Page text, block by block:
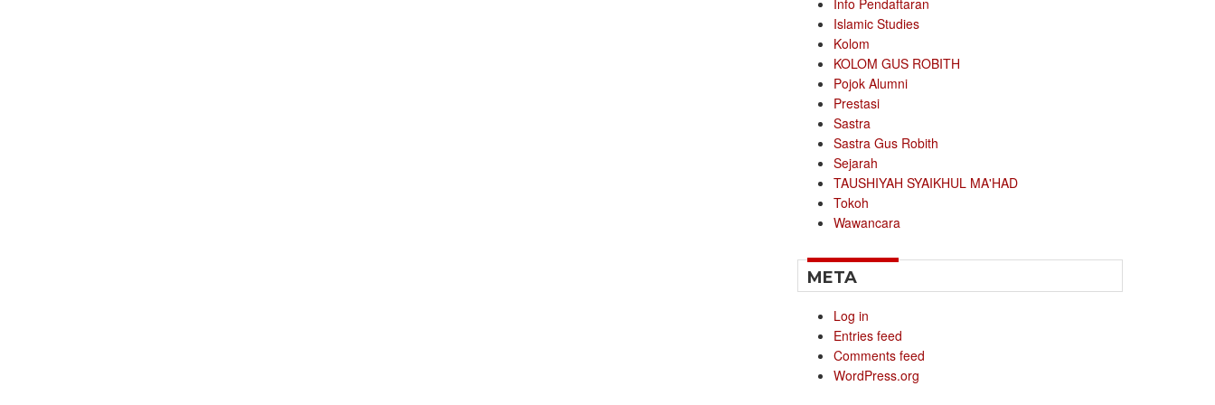
Info Pendaftaran
Islamic Studies
Kolom
KOLOM GUS ROBITH
Pojok Alumni
Prestasi
Sastra
Sastra Gus Robith
Sejarah
TAUSHIYAH SYAIKHUL MA'HAD
Tokoh
Wawancara
META
Log in
Entries feed
Comments feed
WordPress.org